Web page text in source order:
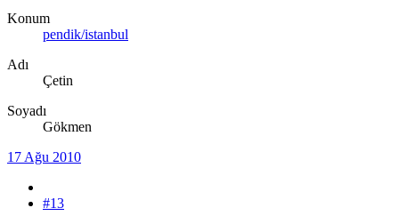
Konum
pendik/istanbul
Adı
Çetin
Soyadı
Gökmen
17 Ağu 2010
#13